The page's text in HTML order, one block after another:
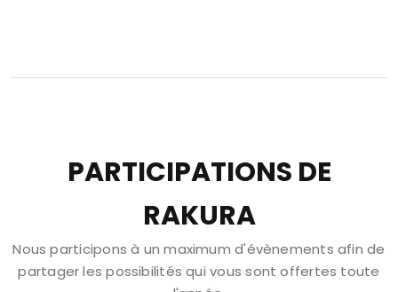
PARTICIPATIONS DE
RAKURA
Nous participons à un maximum d'évènements afin de
partager les possibilités qui vous sont offertes toute